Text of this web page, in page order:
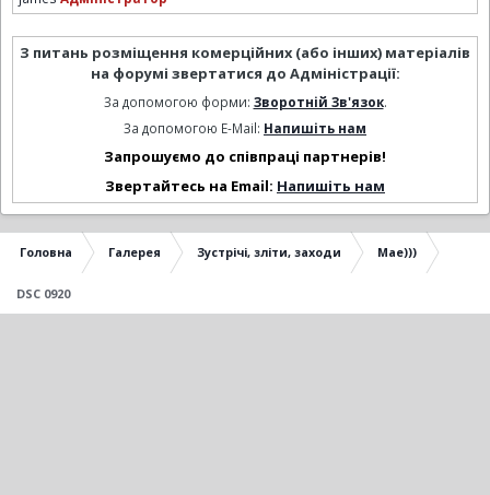
З питань розміщення комерційних (або інших) матеріалів
на форумі звертатися до Адміністрації:
За допомогою форми: Зворотній Зв'язок.
За допомогою E-Mail: Напишіть нам
Запрошуємо до співпраці партнерів!
Звертайтесь на Email: Напишіть нам
Головна Галерея Зустрічі, зліти, заходи Мае)))
DSC 0920